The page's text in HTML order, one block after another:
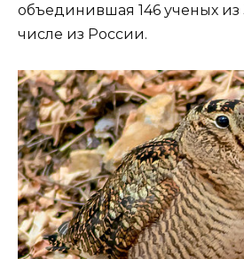
объединившая 146 ученых из
числе из России.